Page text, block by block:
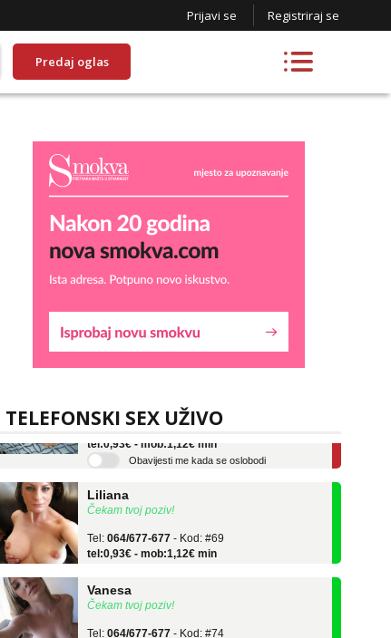
Prijavi se Registriraj se
Predaj oglas
TELEFONSKI SEX UŽIVO
Lucija
Tel: 064/677-677 - Kod: #136
tel:0,93€ - mob:1,12€ min
Obavijesti me kada se oslobodi
Čekam tvoj poziv!
064/677-677
tel:0,93€ - mob:1,12€ min
Čekam tvoj poziv!
064/677-677
tel:0,93€ - mob:1,12€ min